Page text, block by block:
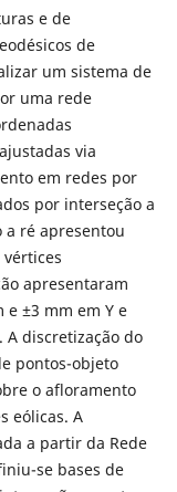
e de
de
um sistema de
uma rede
via
em redes por
por interseção a
a ré apresentou
vértices
apresentaram
e ±3 mm em Y e
A discretização do
pontos-objeto
o afloramento
eólicas. A
a partir da Rede
se bases de